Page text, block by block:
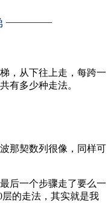
，从下往上走，每跨一
有多少种走法。
那契数列很像，同样可
后一个步骤走了要么一
的走法，其实就是我